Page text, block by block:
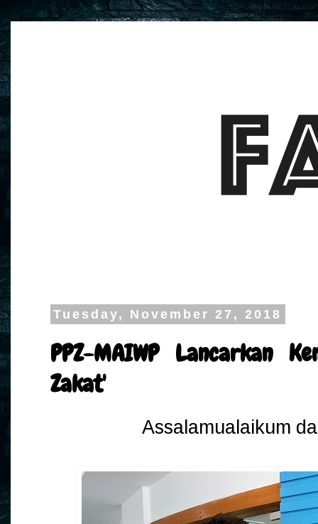
Tuesday, November 27, 2018
PPZ-MAIWP Lancarkan
Zakat'
Assalamualaikum